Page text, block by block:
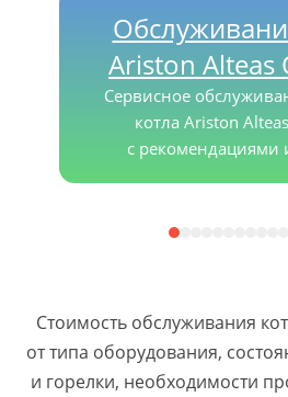
Ariston Alteas
Сервисное
котла Ariston
с рекомендациями
Стоимость обслуживания
от типа оборудования,
и горелки, необходимости